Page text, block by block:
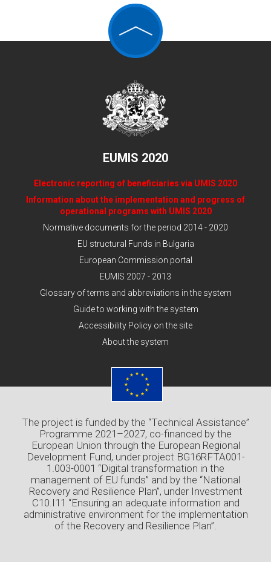
EUMIS 2020
Electronic reporting of beneficiaries via UMIS 2020
Information about the implementation and progress of
operational programs with UMIS 2020
Normative documents for the period 2014 - 2020
EU structural Funds in Bulgaria
European Commission portal
EUMIS 2007 - 2013
Glossary of terms and abbreviations in the system
Guide to working with the system
Accessibility Policy on the site
About the system
The project is funded by the “Technical Assistance”
Programme 2021–2027, co-financed by the
European Union through the European Regional
Development Fund, under project BG16RFTA001-
1.003-0001 “Digital transformation in the
management of EU funds” and by the “National
Recovery and Resilience Plan”, under Investment
C10.I11 “Ensuring an adequate information and
administrative environment for the implementation
of the Recovery and Resilience Plan”.